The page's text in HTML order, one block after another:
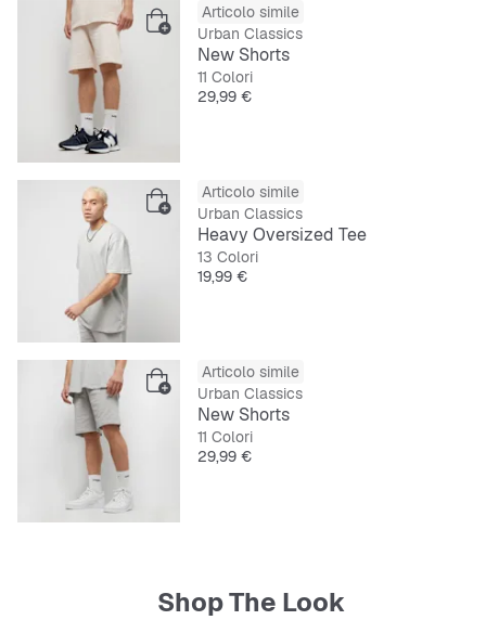
Articolo simile
Urban Classics
New Shorts
11 Colori
Prezzo
29,99 €
Articolo simile
Urban Classics
Heavy Oversized Tee
13 Colori
Prezzo
19,99 €
Articolo simile
Urban Classics
New Shorts
11 Colori
Prezzo
29,99 €
Shop The Look